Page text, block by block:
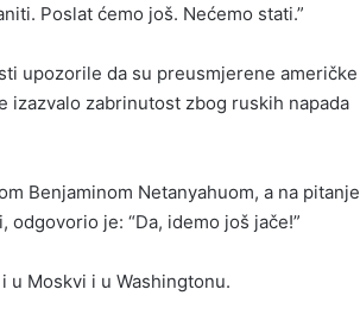
Poslat ćemo još. Nećemo stati.”
upozorile da su preusmjerene američke
izazvalo zabrinutost zbog ruskih napada
Benjaminom Netanyahuom, a na pitanje
je: “Da, idemo još jače!”
u Moskvi i u Washingtonu.